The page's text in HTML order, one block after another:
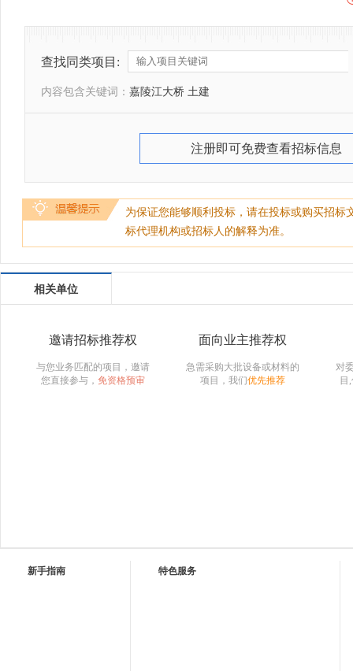
查找同类项目:
内容包含关键词： 嘉陵江大桥 土建
注册即可免费查看招标信息
为保证您能够顺利投标，请在投标或购买招
标代理机构或招标人的解释为准。
相关单位
邀请招标推荐权
与您业务匹配的项目，邀请
您直接参与， 免资格预审
面向业主推荐权
急需采购大批设备或材料的
项目，我们优先推荐
对
目
新手指南 特色服务